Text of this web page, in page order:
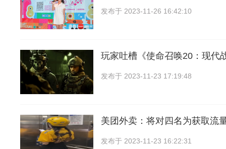
发布于 2023-11-26 16:42:10
玩家吐槽《使命召唤20：现代
发布于 2023-11-23 17:19:48
美团外卖：将对四名为获取流
发布于 2023-11-23 16:22:31